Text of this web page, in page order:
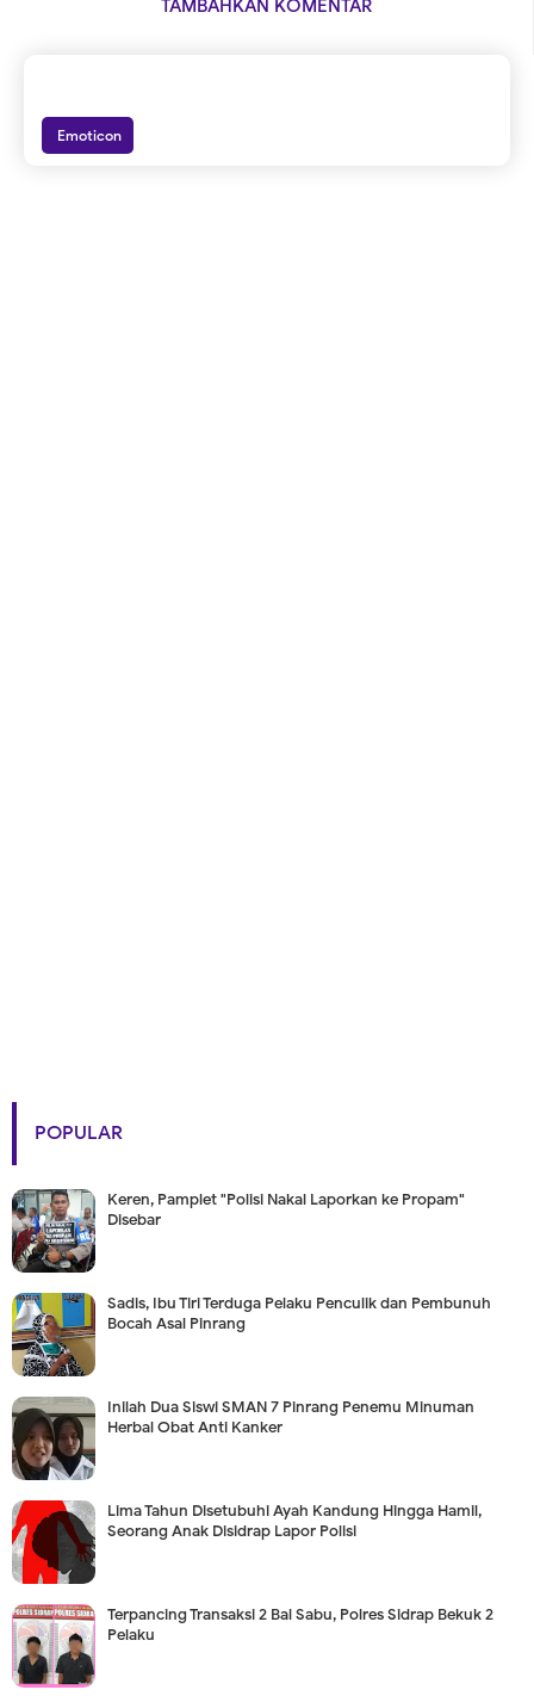
TAMBAHKAN KOMENTAR
Emoticon
POPULAR
Keren, Pamplet "Polisi Nakal Laporkan ke Propam"
Disebar
Sadis, Ibu Tiri Terduga Pelaku Penculik dan Pembunuh
Bocah Asal Pinrang
Inilah Dua Siswi SMAN 7 Pinrang Penemu Minuman
Herbal Obat Anti Kanker
Lima Tahun Disetubuhi Ayah Kandung Hingga Hamil,
Seorang Anak Disidrap Lapor Polisi
Terpancing Transaksi 2 Bal Sabu, Polres Sidrap Bekuk 2
Pelaku